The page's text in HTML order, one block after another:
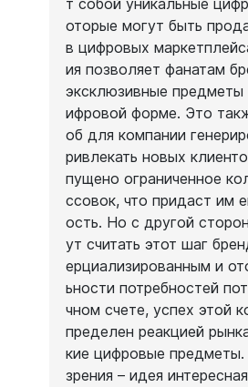
т собой уникальные
оторые могут быть
в цифровых
ия позволяет фанатам
эксклюзивные
ифровой форме. Это
об для компании
ривлекать новых
пущено ограниченное
ссовок, что придаст им
ость. Но с другой
ут считать этот шаг
ерциализированным и
ьности потребностей
чном счете, успех этой
пределен реакцией
кие цифровые
зрения – идея